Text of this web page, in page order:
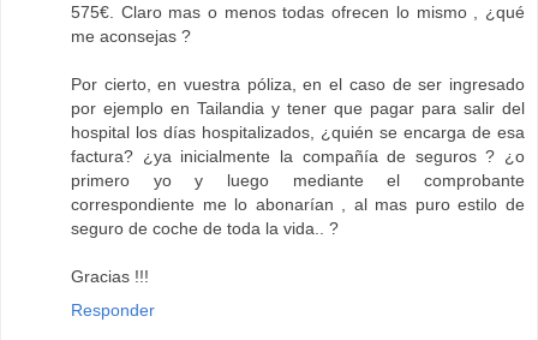
575€. Claro mas o menos todas ofrecen lo mismo , ¿qué
me aconsejas ?
Por cierto, en vuestra póliza, en el caso de ser ingresado
por ejemplo en Tailandia y tener que pagar para salir del
hospital los días hospitalizados, ¿quién se encarga de esa
factura? ¿ya inicialmente la compañía de seguros ? ¿o
primero yo y luego mediante el comprobante
correspondiente me lo abonarían , al mas puro estilo de
seguro de coche de toda la vida.. ?
Gracias !!!
Responder